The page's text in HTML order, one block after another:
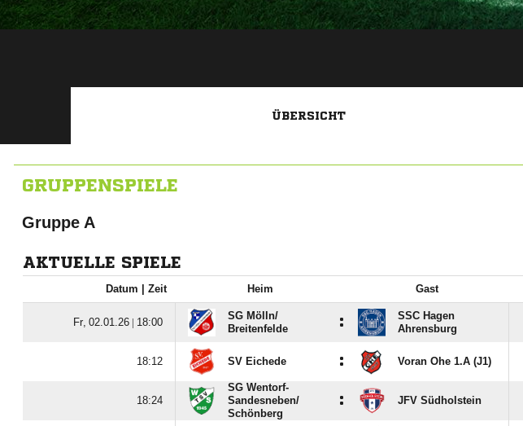
ÜBERSICHT
GRUPPENSPIELE
Gruppe A
AKTUELLE SPIELE
Datum |Zeit Heim Gast
  | 
SG Mölln/​
Breitenfelde
:
SSC Hagen
Ahrensburg
 SV Eichede : Voran Ohe 1.A (J1)

SG Wentorf-
Sandesneben/​
Schönberg
: JFV Südholstein